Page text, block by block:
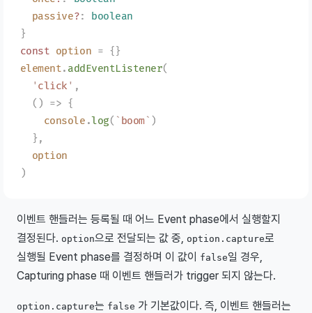
  passive
?:
boolean
}
const option = {}
element. addEventListener(
  '
click ' ,
  ()
=> {
    console
.log( ` boom` )
  },
  option
)
이벤트 핸들러는 등록될 때 어느 Event phase에서 실행할지
결정된다. option으로 전달되는 값 중, option.capture로
실행될 Event phase를 결정하며 이 값이
false일 경우,
Capturing phase 때 이벤트 핸들러가 trigger 되지 않는다.
option.capture는 false 가 기본값이다. 즉, 이벤트 핸들러는